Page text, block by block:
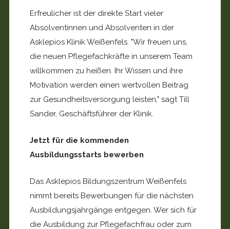
Erfreulicher ist der direkte Start vieler
Absolventinnen und Absolventen in der
Asklepios Klinik Weißenfels. "Wir freuen uns,
die neuen Pflegefachkräfte in unserem Team
willkommen zu heißen. Ihr Wissen und ihre
Motivation werden einen wertvollen Beitrag
zur Gesundheitsversorgung leisten," sagt Till
Sander, Geschäftsführer der Klinik.
Jetzt für die kommenden
Ausbildungsstarts bewerben
Das Asklepios Bildungszentrum Weißenfels
nimmt bereits Bewerbungen für die nächsten
Ausbildungsjahrgänge entgegen. Wer sich für
die Ausbildung zur Pflegefachfrau oder zum